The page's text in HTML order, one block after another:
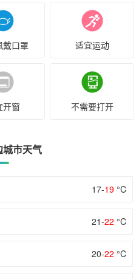
戴口罩 适宜运动
开窗 不需要打开
市天气
17-19 °C
21-22 °C
20-22 °C